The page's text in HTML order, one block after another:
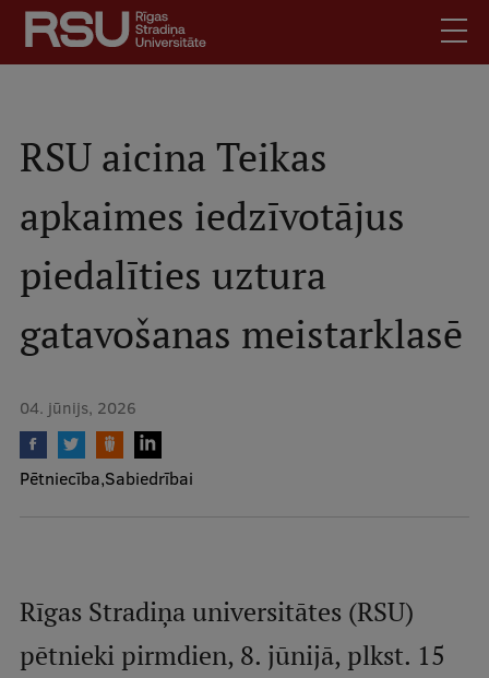
Pārlekt
galveno
saturu
Mobile
augšējā
izvēlne
Studentiem
Absolventiem
Darba devējiem
Kontakti
Vakances
RSU aicina Teikas
apkaimes iedzīvotājus
piedalīties uztura
gatavošanas meistarklasē
04. jūnijs, 2026
Pētniecība Sabiedrībai
Rīgas Stradiņa universitātes (RSU)
pētnieki pirmdien, 8. jūnijā, plkst. 15